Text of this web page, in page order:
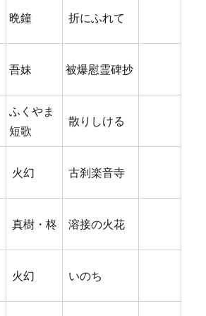
晩鐘 折にふれて
吾妹 被爆慰霊碑抄
ふくやま
短歌
散りしける
火幻 古刹楽音寺
真樹・柊 溶接の火花
火幻 いのち